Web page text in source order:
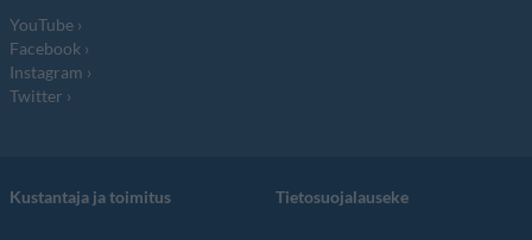
YouTube
Facebook
Instagram
Twitter
Kustantaja ja toimitus Tietosuojalauseke